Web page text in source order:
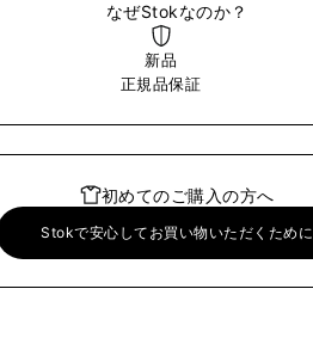
なぜStokなのか？
新品
正規品保証
初めてのご購入の方へ
Stokで安心してお買い物いただくために